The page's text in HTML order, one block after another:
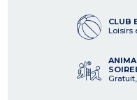
CLUB
Loisirs